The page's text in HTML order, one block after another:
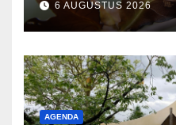
6 AUGUSTUS 2026
AGENDA